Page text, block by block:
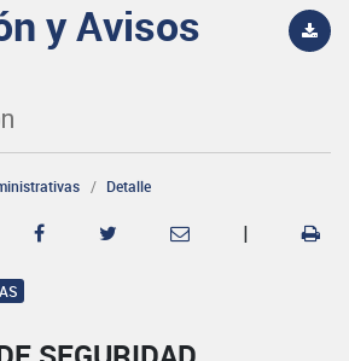
y Avisos
Detalle
|